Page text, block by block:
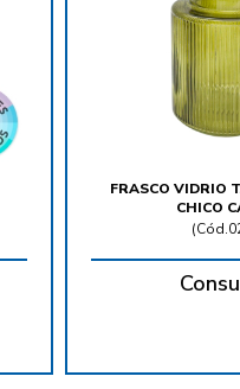
FRASCO VIDRIO
CHICO
(